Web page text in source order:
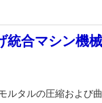
統合マシン機
ルタルの圧縮およ